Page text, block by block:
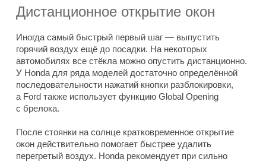
Дистанционное открытие окон
Иногда самый быстрый первый шаг — выпустить
горячий воздух ещё до посадки. На некоторых
автомобилях все стёкла можно опустить дистанционно.
У Honda для ряда моделей достаточно определённой
последовательности нажатий кнопки разблокировки,
а Ford также использует функцию Global Opening
с брелока.
После стоянки на солнце кратковременное открытие
окон действительно помогает быстрее удалить
перегретый воздух. Honda рекомендует при сильно